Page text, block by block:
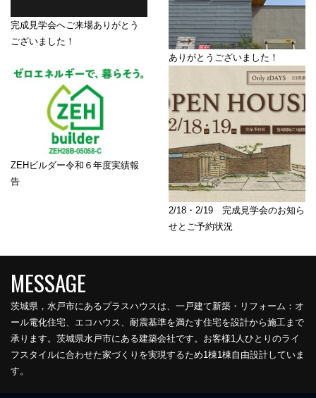
完成見学会へご来場ありがとう
ございました！
ありがとうございました！
ZEHビルダー令和６年度実績報
告
2/18・2/19 完成見学会のお知ら
せとご予約状況
茨城県，水戸市にあるプラスハウスは、一戸建て新築・リフォーム：オ
ール電化住宅、エコハウス、耐震基準を満たす住宅を設計から施工まで
承ります。茨城県水戸市にある建築会社です。お客様1人ひとりのライ
フスタイルに合わせた家づくりを実現するため1棟1棟自由設計していま
す。